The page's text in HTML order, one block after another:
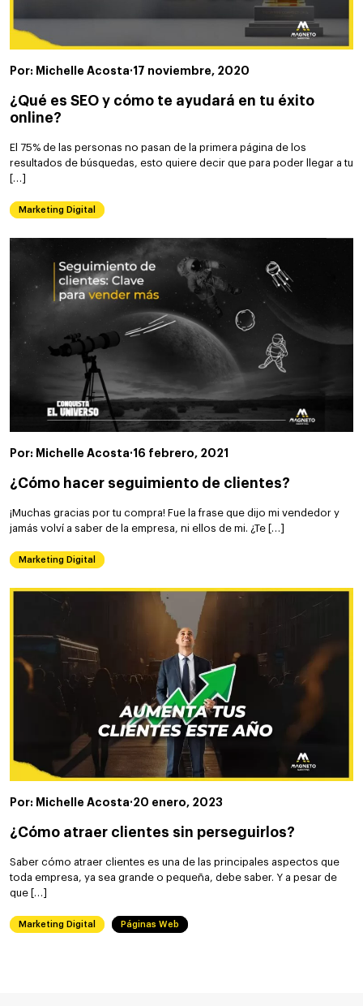
Por: Michelle Acosta·17 noviembre, 2020
¿Qué es SEO y cómo te ayudará en tu éxito
online?
El 75% de las personas no pasan de la primera página de los
resultados de búsquedas, esto quiere decir que para poder llegar a tu
[…]
Marketing Digital
Por: Michelle Acosta·16 febrero, 2021
¿Cómo hacer seguimiento de clientes?
¡Muchas gracias por tu compra! Fue la frase que dijo mi vendedor y
jamás volví a saber de la empresa, ni ellos de mi. ¿Te […]
Marketing Digital
Por: Michelle Acosta·20 enero, 2023
¿Cómo atraer clientes sin perseguirlos?
Saber cómo atraer clientes es una de las principales aspectos que
toda empresa, ya sea grande o pequeña, debe saber. Y a pesar de
que […]
Marketing Digital Páginas Web